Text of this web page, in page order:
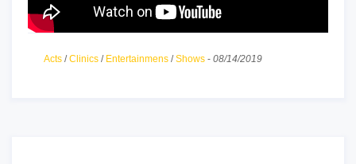
info@freestylerjosh.nl
Acts /Clinics / Entertainmens /Shows - 08/14/2019